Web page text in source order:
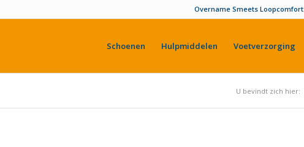
Overname Smeets Loopcomfort
Schoenen Hulpmiddelen Voetverzorging
U bevindt zich hier: